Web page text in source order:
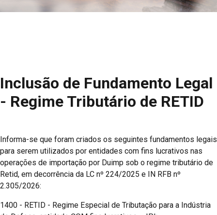
Inclusão de Fundamento Legal
- Regime Tributário de RETID
Informa-se que foram criados os seguintes fundamentos legais
para serem utilizados por entidades com fins lucrativos nas
operações de importação por Duimp sob o regime tributário de
Retid, em decorrência da LC nº 224/2025 e IN RFB nº
2.305/2026:
1400 - RETID - Regime Especial de Tributação para a Indústria